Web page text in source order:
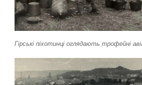
Гірські піхотинці оглядають трофейні